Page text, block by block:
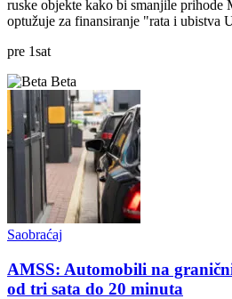
ruske objekte kako bi smanjile prihode
optužuje za finansiranje "rata i ubistva
pre 1sat
Beta
Saobraćaj
AMSS: Automobili na
od tri sata do 20 minuta